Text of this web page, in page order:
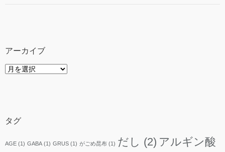
アーカイブ
ア
タグ
AGE (1) GABA (1) GRUS (1) がごめ昆布 (1) だし (2) アルギン酸